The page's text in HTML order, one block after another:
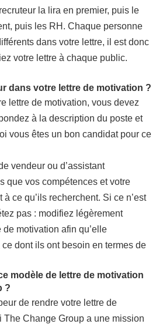
la lira en premier, puis le
puis les RH. Chaque personne
dans votre lettre, il est donc
votre lettre à chaque public.
dans votre lettre de motivation ?
lettre de motivation, vous devez
à la description du poste et
vous êtes un bon candidat pour ce
vendeur ou d’assistant
que vos compétences et votre
ce qu’ils recherchent. Si ce n’est
pas : modifiez légèrement
de motivation afin qu’elle
dont ils ont besoin en termes de
modèle de lettre de motivation
?
de rendre votre lettre de
Change Group a une mission